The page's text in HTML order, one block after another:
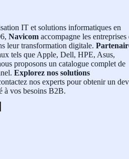
IT et solutions informatiques en
Navicom accompagne les entreprises
leur transformation digitale.
tels que Apple, Dell, HPE, Asus,
proposons un catalogue complet de
Explorez nos solutions
nos experts pour obtenir un
à vos besoins B2B.